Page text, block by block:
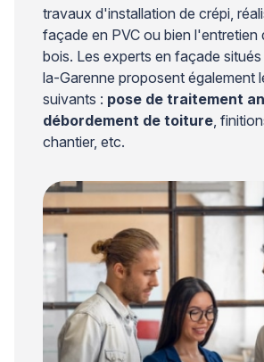
travaux d'installation de crépi,
façade en PVC ou bien l'entretien
bois. Les experts en façade
la-Garenne proposent également
suivants : pose de traitement
débordement de toiture ,
chantier, etc.